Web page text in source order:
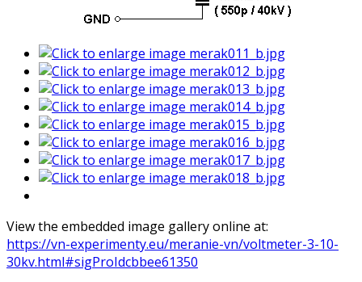
View the embedded image gallery online at:
https://vn-experimenty.eu/meranie-vn/voltmeter-3-10-
30kv.html#sigProIdcbbee61350